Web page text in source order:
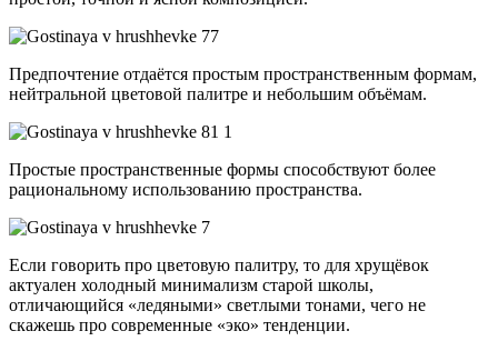
Предпочтение отдаётся простым пространственным формам,
нейтральной цветовой палитре и небольшим объёмам.
Простые пространственные формы способствуют более
рациональному использованию пространства.
Если говорить про цветовую палитру, то для хрущёвок
актуален холодный минимализм старой школы,
отличающийся «ледяными» светлыми тонами, чего не
скажешь про современные «эко» тенденции.